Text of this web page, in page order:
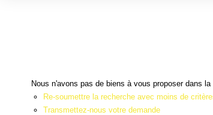
Nous n'avons pas de biens à vous proposer dans
Re-soumettre la recherche avec moins de
Transmettez-nous votre demande